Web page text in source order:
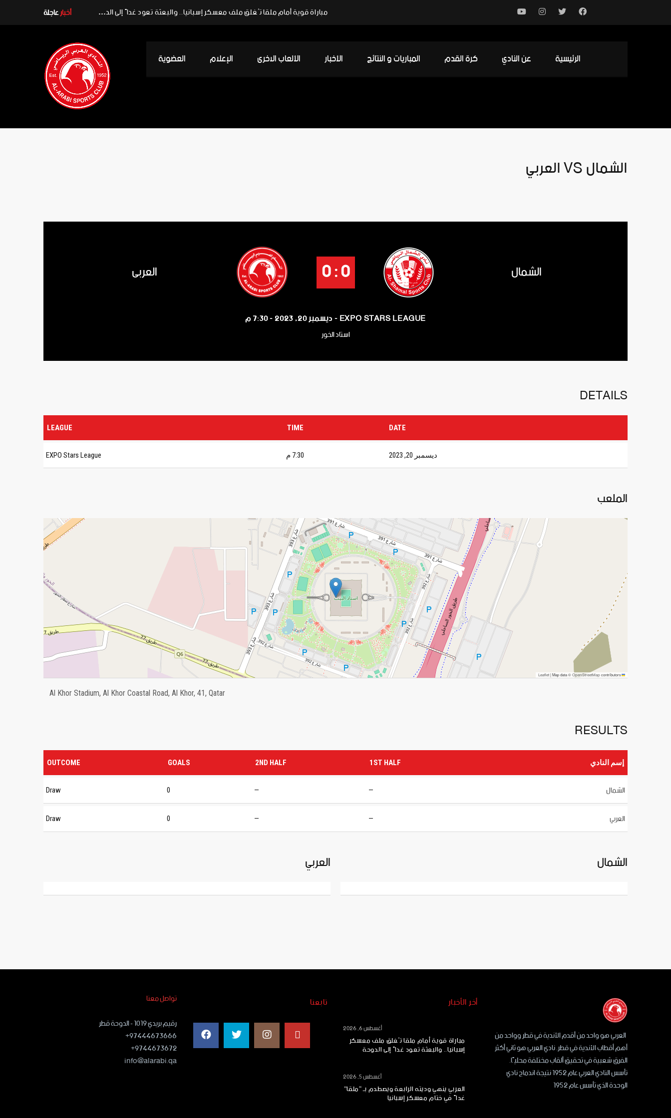
أخبارعاجلة مباراة قوية أمام ملقا تُغلق ملف معسكر إسبانيا.. والبعثة تعود غداً إلى الدوحة
الرئيسية عن النادي كرة القدم المباريات و النتائج الأخبار الألعاب الاخرى الإعلام العضوية
الشمال VS العربي
الشمال 0 : 0 العربي
EXPO STARS LEAGUE - ديسمبر 20, 2023 - 7:30 م
استاد الخور
DETAILS
DATE
TIME
LEAGUE
ديسمبر 20, 2023 7:30 م EXPO Stars League
الملعب
Leaflet
|Map data ©OpenStreetMapcontributors
Al Khor Stadium, Al Khor Coastal Road, Al Khor, 41, Qatar
RESULTS
إسم النادي 1ST HALF
2ND HALF
GOALS
OUTCOME
الشمال —
—
0
Draw
العربي —
—
0
Draw
الشمال العربي
تواصل معنا
رقيم بريدي ١٠١٩ - الدوحة قطر
97444673666+
9744673672+
info@alarabi.qa
تابعنا أخر الأخبار
مباراة قوية أمام ملقا تُغلق ملف معسكر
إسبانيا.. والبعثة تعود غداً إلى الدوحة
أغسطس 6, 2026
العربي ينهي وديته الرابعة ويصطدم بـ “ملقا”
غداً في ختام معسكر إسبانيا
أغسطس 5, 2026
العربي هو واحد من أقدم الأندية في قطر وواحد من
أهم أقطاب الأندية في قطر. نادي العربي هو ثاني أكثر
الفرق شعبية في تحقيق ألقاب مختلفة محليًا.
تأسس النادي العربي عام 1952 نتيجة اندماج نادي
الوحدة الذي تأسس عام 1952